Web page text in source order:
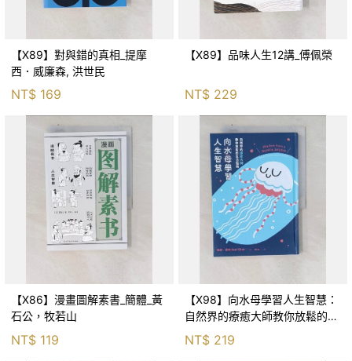
【X89】對與錯的真相_提摩
西．威廉森, 洪世民
NT$ 169
【X89】品味人生12講_傅佩榮
NT$ 229
【X86】漫畫圖解素書_簡體_黃
石公，牧若山
NT$ 119
【X98】向水母學習人生智慧：
自然界的療癒大師教你放鬆的生
活指南_蘭妮‧夏哈, 李昕彥
NT$ 219